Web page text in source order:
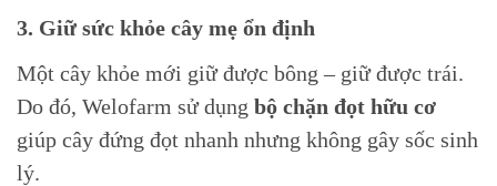
3. Giữ sức khỏe cây mẹ ổn định
Một cây khỏe mới giữ được bông – giữ được trái.
Do đó, Welofarm sử dụng bộ chặn đọt hữu cơ
giúp cây đứng đọt nhanh nhưng không gây sốc sinh
lý.